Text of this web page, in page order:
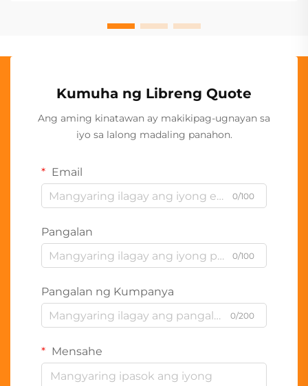
Kumuha ng Libreng Quote
Ang aming kinatawan ay makikipag-ugnayan sa
iyo sa lalong madaling panahon.
Email
0/100
Pangalan
0/100
Pangalan ng Kumpanya
0/200
Mensahe